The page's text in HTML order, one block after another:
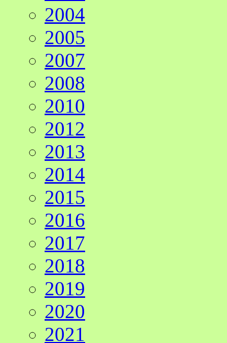
2004
2005
2007
2008
2010
2012
2013
2014
2015
2016
2017
2018
2019
2020
2021